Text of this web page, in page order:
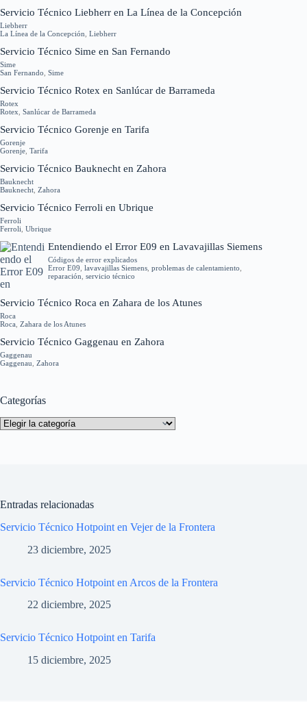
Servicio Técnico Liebherr en La Línea de la Concepción
Liebherr
La Línea de la Concepción Liebherr
Servicio Técnico Sime en San Fernando
Sime
San Fernando Sime
Servicio Técnico Rotex en Sanlúcar de Barrameda
Rotex
Rotex Sanlúcar de Barrameda
Servicio Técnico Gorenje en Tarifa
Gorenje
Gorenje Tarifa
Servicio Técnico Bauknecht en Zahora
Bauknecht
Bauknecht Zahora
Servicio Técnico Ferroli en Ubrique
Ferroli
Ferroli Ubrique
Entendiendo el Error E09 en Lavavajillas Siemens
Códigos de error explicados
Error E09 lavavajillas Siemens problemas de calentamiento
reparación servicio técnico
Servicio Técnico Roca en Zahara de los Atunes
Roca
Roca Zahara de los Atunes
Servicio Técnico Gaggenau en Zahora
Gaggenau
Gaggenau Zahora
Categorías
Categorías
Entradas relacionadas
Servicio Técnico Hotpoint en Vejer de la Frontera
23 diciembre, 2025
Servicio Técnico Hotpoint en Arcos de la Frontera
22 diciembre, 2025
Servicio Técnico Hotpoint en Tarifa
15 diciembre, 2025